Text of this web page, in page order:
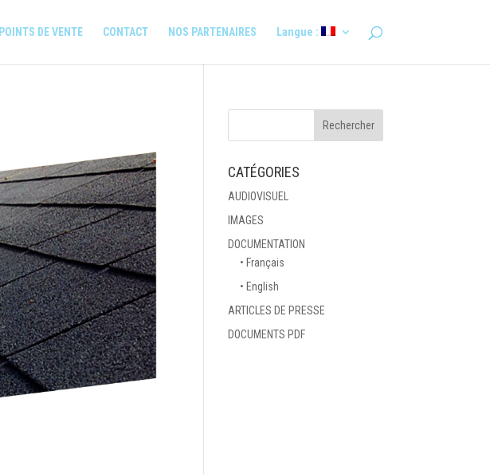
POINTS DE VENTE CONTACT NOS PARTENAIRES Langue :
CATÉGORIES
AUDIOVISUEL
IMAGES
DOCUMENTATION
• Français
• English
ARTICLES DE PRESSE
DOCUMENTS PDF